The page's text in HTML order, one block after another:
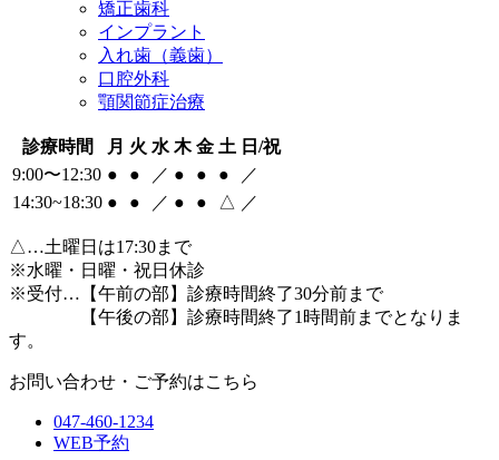
矯正歯科
インプラント
入れ歯（義歯）
口腔外科
顎関節症治療
診療時間 月 火 水 木 金 土 日/祝
9:00〜12:30 ● ● ／ ● ● ●
／
14:30~18:30 ● ● ／ ● ● △ ／
△…土曜日は17:30まで
※水曜・日曜・祝日休診
※受付…【午前の部】診療時間終了30分前まで
【午後の部】診療時間終了1時間前までとなりま
す。
お問い合わせ・ご予約はこちら
047-460-1234
WEB予約